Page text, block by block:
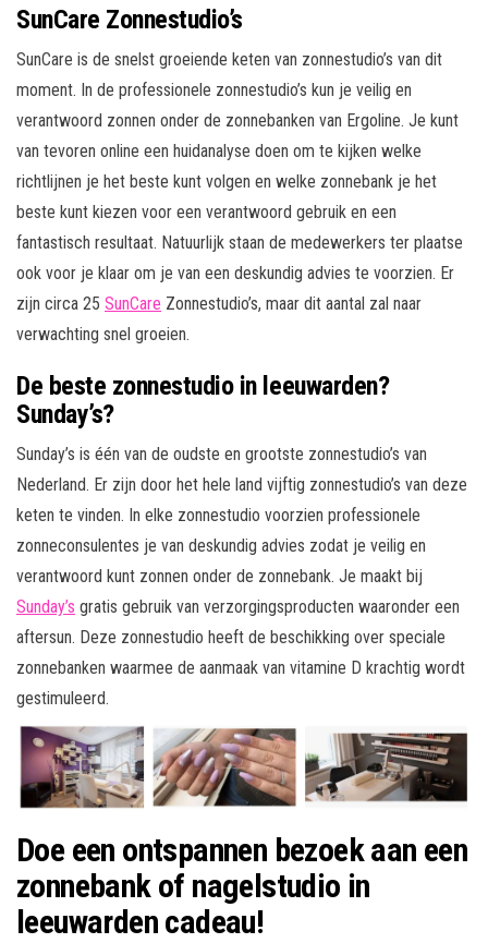
SunCare Zonnestudio’s
SunCare is de snelst groeiende keten van zonnestudio’s van dit
moment. In de professionele zonnestudio’s kun je veilig en
verantwoord zonnen onder de zonnebanken van Ergoline. Je kunt
van tevoren online een huidanalyse doen om te kijken welke
richtlijnen je het beste kunt volgen en welke zonnebank je het
beste kunt kiezen voor een verantwoord gebruik en een
fantastisch resultaat. Natuurlijk staan de medewerkers ter plaatse
ook voor je klaar om je van een deskundig advies te voorzien. Er
zijn circa 25 SunCare Zonnestudio’s, maar dit aantal zal naar
verwachting snel groeien.
De beste zonnestudio in leeuwarden?
Sunday’s?
Sunday’s is één van de oudste en grootste zonnestudio’s van
Nederland. Er zijn door het hele land vijftig zonnestudio’s van deze
keten te vinden. In elke zonnestudio voorzien professionele
zonneconsulentes je van deskundig advies zodat je veilig en
verantwoord kunt zonnen onder de zonnebank. Je maakt bij
Sunday’s gratis gebruik van verzorgingsproducten waaronder een
aftersun. Deze zonnestudio heeft de beschikking over speciale
zonnebanken waarmee de aanmaak van vitamine D krachtig wordt
gestimuleerd.
Doe een ontspannen bezoek aan een
zonnebank of nagelstudio in
leeuwarden cadeau!